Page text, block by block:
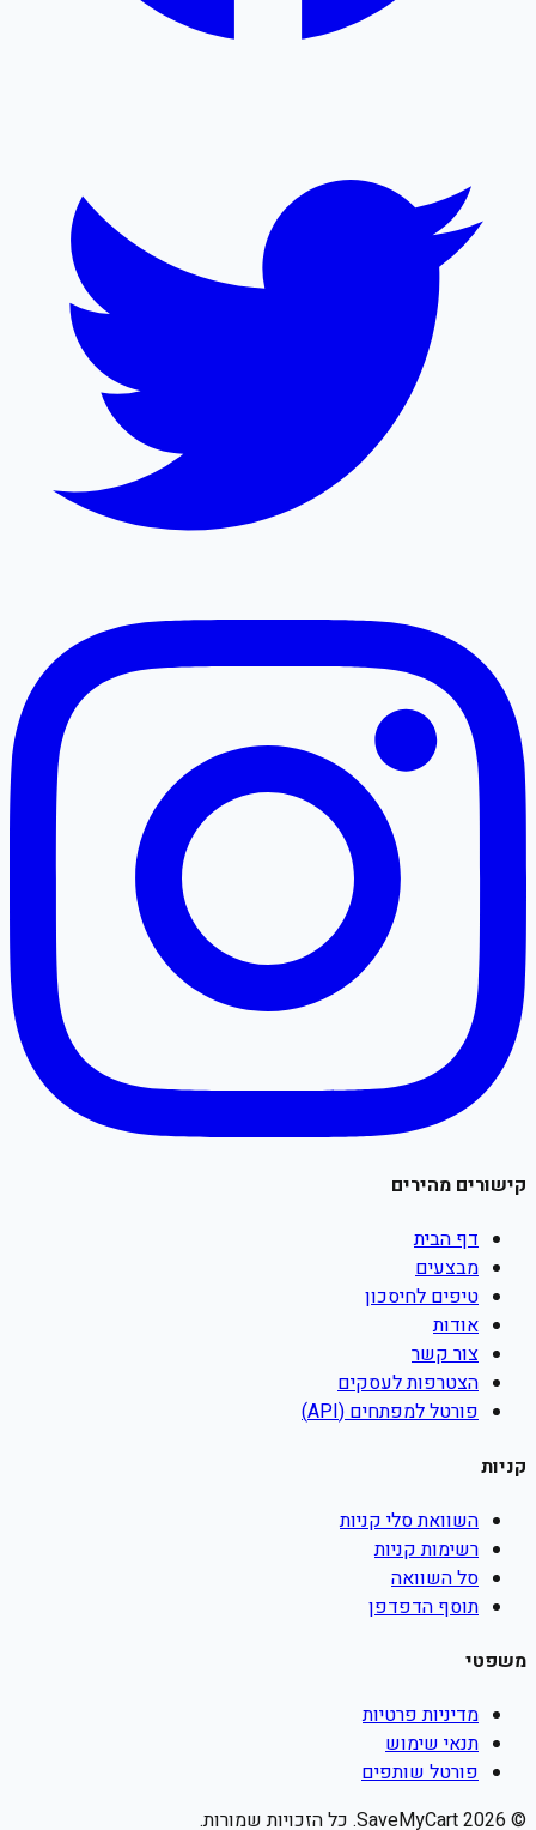
קישורים מהירים
דף הבית
מבצעים
טיפים לחיסכון
אודות
צור קשר
הצטרפות לעסקים
פורטל למפתחים (API)
קניות
השוואת סלי קניות
רשימות קניות
סל השוואה
תוסף הדפדפן
משפטי
מדיניות פרטיות
תנאי שימוש
פורטל שותפים
©
2026